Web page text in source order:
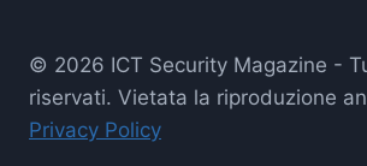
© 2026 ICT Security Magazine -
riservati. Vietata la riproduzione
Privacy Policy